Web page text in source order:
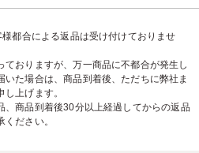
都合による返品は受け付けておりませ
ておりますが、万一商品に不都合が発生し
た場合は、商品到着後、ただちに弊社ま
上げます。
、商品到着後30分以上経過してからの返品
ださい。